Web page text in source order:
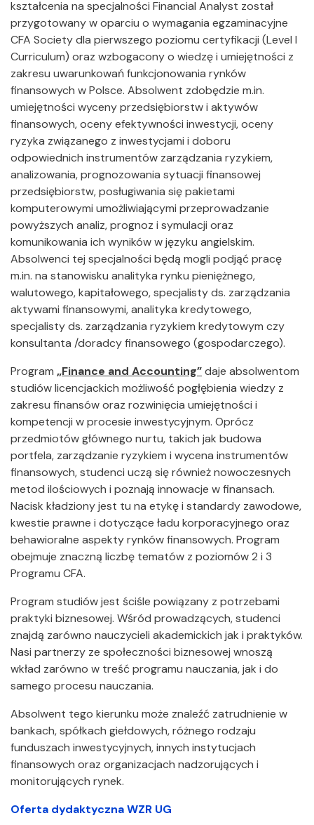
kształcenia na specjalności Financial Analyst został
przygotowany w oparciu o wymagania egzaminacyjne
CFA Society dla pierwszego poziomu certyfikacji (Level I
Curriculum) oraz wzbogacony o wiedzę i umiejętności z
zakresu uwarunkowań funkcjonowania rynków
finansowych w Polsce. Absolwent zdobędzie m.in.
umiejętności wyceny przedsiębiorstw i aktywów
finansowych, oceny efektywności inwestycji, oceny
ryzyka związanego z inwestycjami i doboru
odpowiednich instrumentów zarządzania ryzykiem,
analizowania, prognozowania sytuacji finansowej
przedsiębiorstw, posługiwania się pakietami
komputerowymi umożliwiającymi przeprowadzanie
powyższych analiz, prognoz i symulacji oraz
komunikowania ich wyników w języku angielskim.
Absolwenci tej specjalności będą mogli podjąć pracę
m.in. na stanowisku analityka rynku pieniężnego,
walutowego, kapitałowego, specjalisty ds. zarządzania
aktywami finansowymi, analityka kredytowego,
specjalisty ds. zarządzania ryzykiem kredytowym czy
konsultanta /doradcy finansowego (gospodarczego).
Program „Finance and Accounting”daje absolwentom
studiów licencjackich możliwość pogłębienia wiedzy z
zakresu finansów oraz rozwinięcia umiejętności i
kompetencji w procesie inwestycyjnym. Oprócz
przedmiotów głównego nurtu, takich jak budowa
portfela, zarządzanie ryzykiem i wycena instrumentów
finansowych, studenci uczą się również nowoczesnych
metod ilościowych i poznają innowacje w finansach.
Nacisk kładziony jest tu na etykę i standardy zawodowe,
kwestie prawne i dotyczące ładu korporacyjnego oraz
behawioralne aspekty rynków finansowych. Program
obejmuje znaczną liczbę tematów z poziomów 2 i 3
Programu CFA.
Program studiów jest ściśle powiązany z potrzebami
praktyki biznesowej. Wśród prowadzących, studenci
znajdą zarówno nauczycieli akademickich jak i praktyków.
Nasi partnerzy ze społeczności biznesowej wnoszą
wkład zarówno w treść programu nauczania, jak i do
samego procesu nauczania.
Absolwent tego kierunku może znaleźć zatrudnienie w
bankach, spółkach giełdowych, różnego rodzaju
funduszach inwestycyjnych, innych instytucjach
finansowych oraz organizacjach nadzorujących i
monitorujących rynek.
Oferta dydaktyczna WZR UG